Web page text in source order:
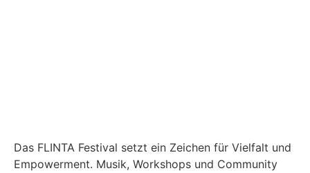
Das FLINTA Festival setzt ein Zeichen für Vielfalt und
Empowerment. Musik, Workshops und Community